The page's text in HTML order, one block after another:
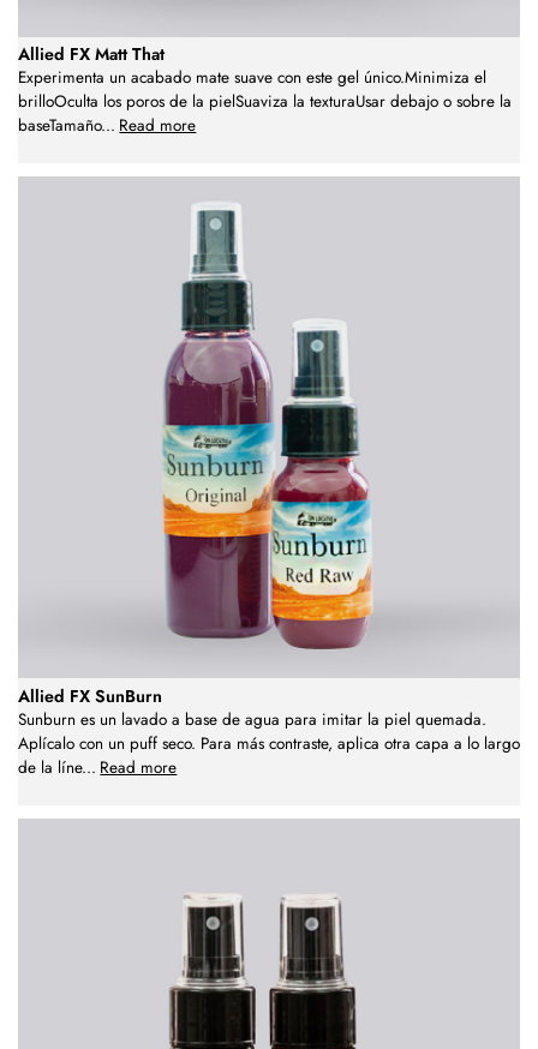
Allied FX Matt That
Experimenta un acabado mate suave con este gel único.Minimiza el
brilloOculta los poros de la pielSuaviza la texturaUsar debajo o sobre la
baseTamaño... Read more
Allied FX SunBurn
Sunburn es un lavado a base de agua para imitar la piel quemada.
Aplícalo con un puff seco. Para más contraste, aplica otra capa a lo largo
de la líne... Read more